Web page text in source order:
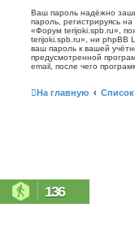
Ваш пароль надёжно
пароль, регистрируясь
«Форум terijoki.spb.ru»,
terijoki.spb.ru», ни phpBB
ваш пароль к вашей
предусмотренной
email, после чего
На главную
136